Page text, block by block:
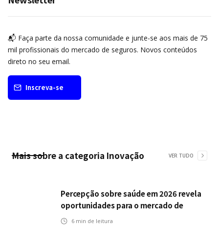
📬 Faça parte da nossa comunidade e junte-se aos mais de 75
mil profissionais do mercado de seguros. Novos conteúdos
direto no seu email.
Inscreva-se
Mais sobre a categoria Inovação VER TUDO
Percepção sobre saúde em 2026 revela
oportunidades para o mercado de
seguros ampliar cobertura e prevenção
6 min de leitura